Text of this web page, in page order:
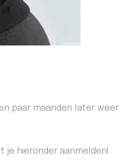
paar maanden later weer
je hieronder aanmelden!